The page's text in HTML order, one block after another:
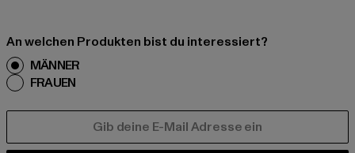
An welchen Produkten bist du interessiert?
MÄNNER
FRAUEN